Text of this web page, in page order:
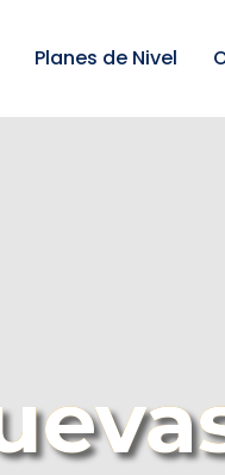
Planes de Nivel